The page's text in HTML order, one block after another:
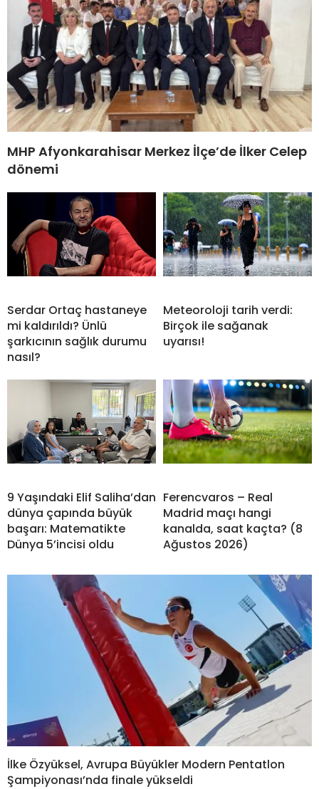
MHP Afyonkarahisar Merkez İlçe’de İlker Celep
dönemi
Serdar Ortaç hastaneye
mi kaldırıldı? Ünlü
şarkıcının sağlık durumu
nasıl?
Meteoroloji tarih verdi:
Birçok ile sağanak
uyarısı!
9 Yaşındaki Elif Saliha’dan
dünya çapında büyük
başarı: Matematikte
Dünya 5’incisi oldu
Ferencvaros – Real
Madrid maçı hangi
kanalda, saat kaçta? (8
Ağustos 2026)
İlke Özyüksel, Avrupa Büyükler Modern Pentatlon
Şampiyonası’nda finale yükseldi